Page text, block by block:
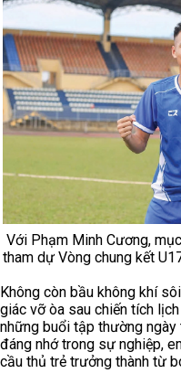
Với Phạm Minh Cương,
tham dự Vòng chung kết
Không còn bầu không khí
giác vỡ òa sau chiến tích
những buổi tập thường
đáng nhớ trong sự nghiệp,
cầu thủ trẻ trưởng thành từ